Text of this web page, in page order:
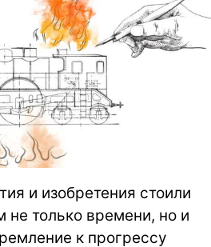
и изобретения стоили
не только времени, но и
к прогрессу